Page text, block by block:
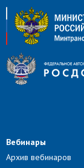
Вебинары
Архив вебинаров